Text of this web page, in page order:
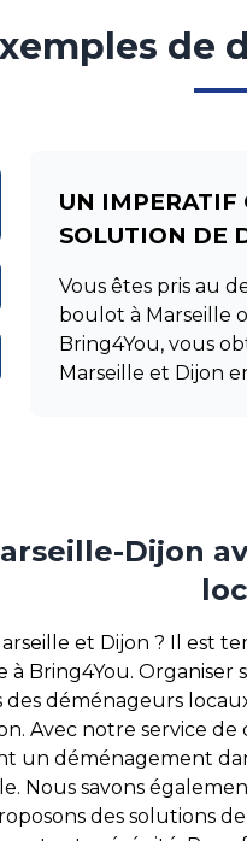
de
UN IMPERATIF
SOLUTION DE
Vous êtes pris au
boulot à Marseille
Bring4You, vous
Marseille et Dijon
Dijon
et Dijon ? Il est
Bring4You.
déménageurs
Avec notre service
un déménagement
Nous savons
des solutions